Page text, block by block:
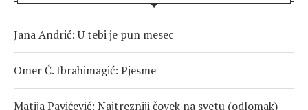
Jana Andrić: U tebi je pun mesec
Omer Ć. Ibrahimagić: Pjesme
Matija Pavićević: Najtrezniji čovek na svetu (odlomak)